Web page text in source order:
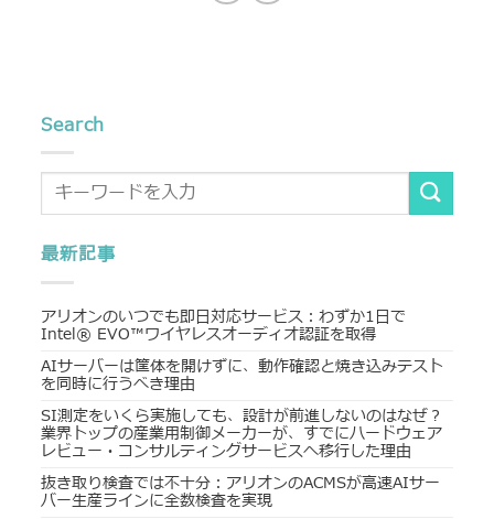
Search
最新記事
アリオンのいつでも即日対応サービス：わずか1日で
Intel® EVO™ワイヤレスオーディオ認証を取得
AIサーバーは筐体を開けずに、動作確認と焼き込みテスト
を同時に行うべき理由
SI測定をいくら実施しても、設計が前進しないのはなぜ？
業界トップの産業用制御メーカーが、すでにハードウェア
レビュー・コンサルティングサービスへ移行した理由
抜き取り検査では不十分：アリオンのACMSが高速AIサー
バー生産ラインに全数検査を実現